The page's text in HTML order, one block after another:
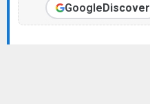
GoogleDiscover